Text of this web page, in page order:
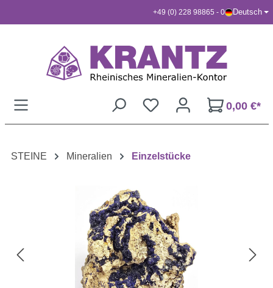
+49 (0) 228 98865 - 0 Deutsch
0,00 €*
STEINE Mineralien Einzelstücke